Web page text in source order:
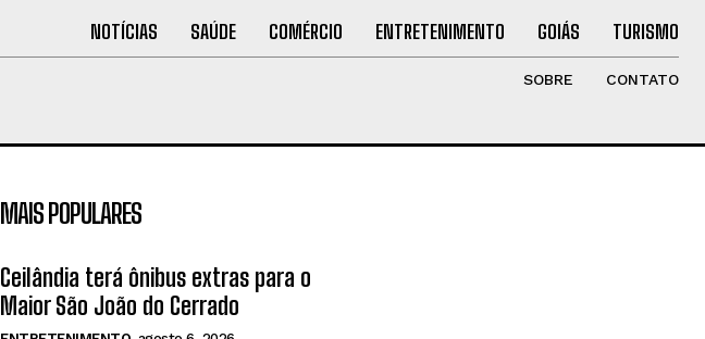
NOTÍCIAS SAÚDE COMÉRCIO ENTRETENIMENTO GOIÁS TURISMO
SOBRE CONTATO
MAIS POPULARES
Ceilândia terá ônibus extras para o
Maior São João do Cerrado